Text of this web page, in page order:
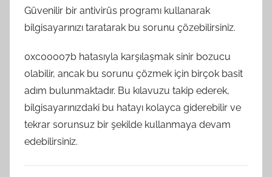
Güvenilir bir antivirüs programı kullanarak
bilgisayarınızı taratarak bu sorunu çözebilirsiniz.
0xc00007b hatasıyla karşılaşmak sinir bozucu
olabilir, ancak bu sorunu çözmek için birçok basit
adım bulunmaktadır. Bu kılavuzu takip ederek,
bilgisayarınızdaki bu hatayı kolayca giderebilir ve
tekrar sorunsuz bir şekilde kullanmaya devam
edebilirsiniz.